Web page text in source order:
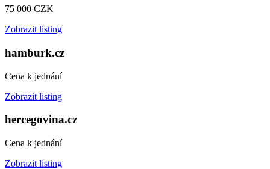
75 000 CZK
Zobrazit listing
hamburk.cz
Cena k jednání
Zobrazit listing
hercegovina.cz
Cena k jednání
Zobrazit listing